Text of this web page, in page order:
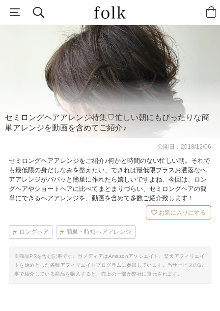
セミロングヘアアレンジ特集♡忙しい朝にもぴったりな簡
単アレンジを動画を含めてご紹介♪
公開日：2018/12/06
セミロングヘアアレンジをご紹介♪何かと時間のない忙しい朝。それで
も最低限の身だしなみを整えたい、できれば最低限プラスお洒落なヘ
アアレンジがパパッと簡単に作れたら嬉しいですよね。今回は、ロン
グヘアやショートヘアに比べてまとまりづらい、セミロングヘアの簡
単にできるヘアアレンジを、動画を含めて多数ご紹介致します！
お気に入りにする
ロングヘア 簡単・時短ヘアアレンジ
※商品PRを含む記事です。当メディアはAmazonアソシエイト、楽天アフィリエイ
トを始めとした各種アフィリエイトプログラムに参加しています。当サービスの記
事で紹介している商品を購入すると、売上の一部が弊社に還元されます。